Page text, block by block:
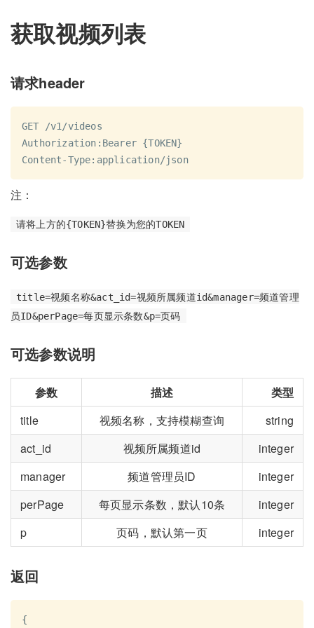
获取视频列表
请求header
GET /v1/videos
Authorization:Bearer {TOKEN}
Content-Type:application/json
注：
请将上方的{TOKEN}替换为您的TOKEN
可选参数
title=视频名称&act_id=视频所属频道id&manager=频道管理
员ID&perPage=每页显示条数&p=页码
可选参数说明
参数 描述
类型
title
视频名称，支持模糊查询
string
act_id
视频所属频道id
integer
manager
频道管理员ID
integer
perPage
每页显示条数，默认10条
integer
p
页码，默认第一页 integer
返回
{